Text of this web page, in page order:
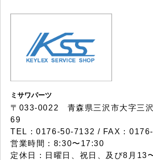
ミサワパーツ
〒033-0022 青森県三沢市大字三
69
TEL：0176-50-7132 / FAX：
営業時間：8:30〜17:30
定休日：日曜日、祝日、及び8月13